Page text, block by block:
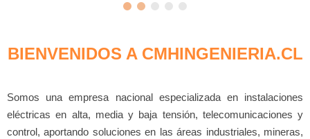
BIENVENIDOS A CMHINGENIERIA.CL
Somos una empresa nacional especializada en instalaciones
eléctricas en alta, media y baja tensión, telecomunicaciones y
control, aportando soluciones en las áreas industriales, mineras,